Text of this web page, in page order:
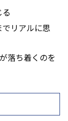
リアルに思
落ち着くのを